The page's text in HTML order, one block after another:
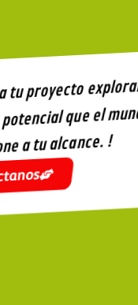
tu proyecto
que el
a tu alcance. !